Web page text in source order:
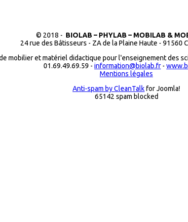
© 2018 - BIOLAB – PHYLAB – MOBILAB &
24 rue des Bâtisseurs - ZA de la Plaine Haute - 91560
mobilier et matériel didactique pour l'enseignement des
01.69.49.69.59 - information@biolab.fr -
Mentions légales
Anti-spam by CleanTalkfor Joomla!
65142 spam blocked